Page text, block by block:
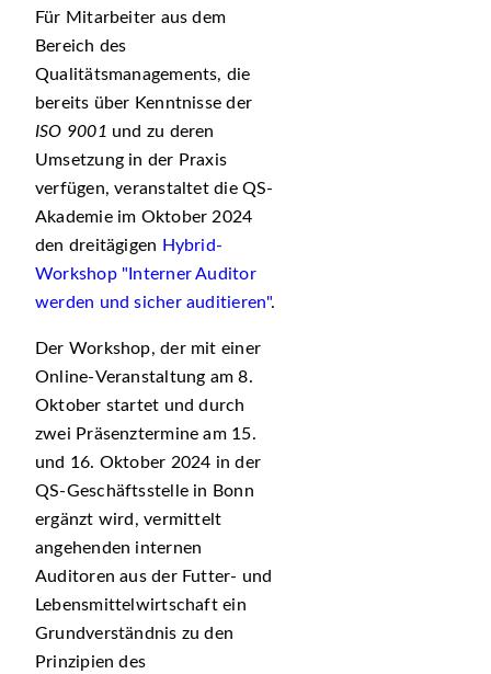
Für Mitarbeiter aus dem
Bereich des
Qualitätsmanagements, die
bereits über Kenntnisse der
ISO 9001 und zu deren
Umsetzung in der Praxis
verfügen, veranstaltet die QS-
Akademie im Oktober 2024
den dreitägigen Hybrid-
Workshop "Interner Auditor
werden und sicher auditieren".
Der Workshop, der mit einer
Online-Veranstaltung am 8.
Oktober startet und durch
zwei Präsenztermine am 15.
und 16. Oktober 2024 in der
QS-Geschäftsstelle in Bonn
ergänzt wird, vermittelt
angehenden internen
Auditoren aus der Futter- und
Lebensmittelwirtschaft ein
Grundverständnis zu den
Prinzipien des